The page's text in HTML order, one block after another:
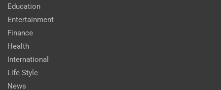
Education
Entertainment
Finance
Health
International
Life Style
News